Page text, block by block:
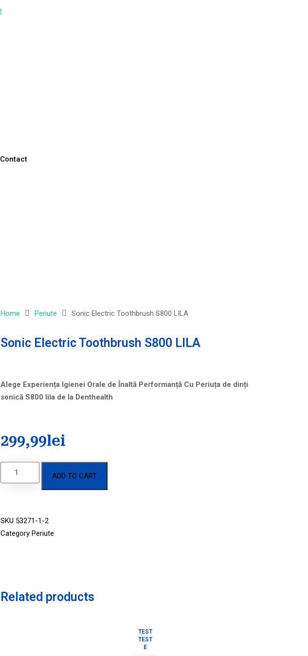
Contact
Home Periute Sonic Electric Toothbrush S800 LILA
Sonic Electric Toothbrush S800 LILA
Alege Experiența Igienei Orale de Înaltă Performanță Cu Periuța de dinți
sonică S800 lila de la Denthealth
299,99lei
ADD TO CART
SKU 53271-1-2
Category Periute
Related products
TEST
TEST
E